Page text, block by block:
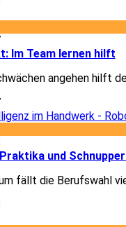
Im Team lernen hilft
angehen hilft
und
fällt die Berufswahl